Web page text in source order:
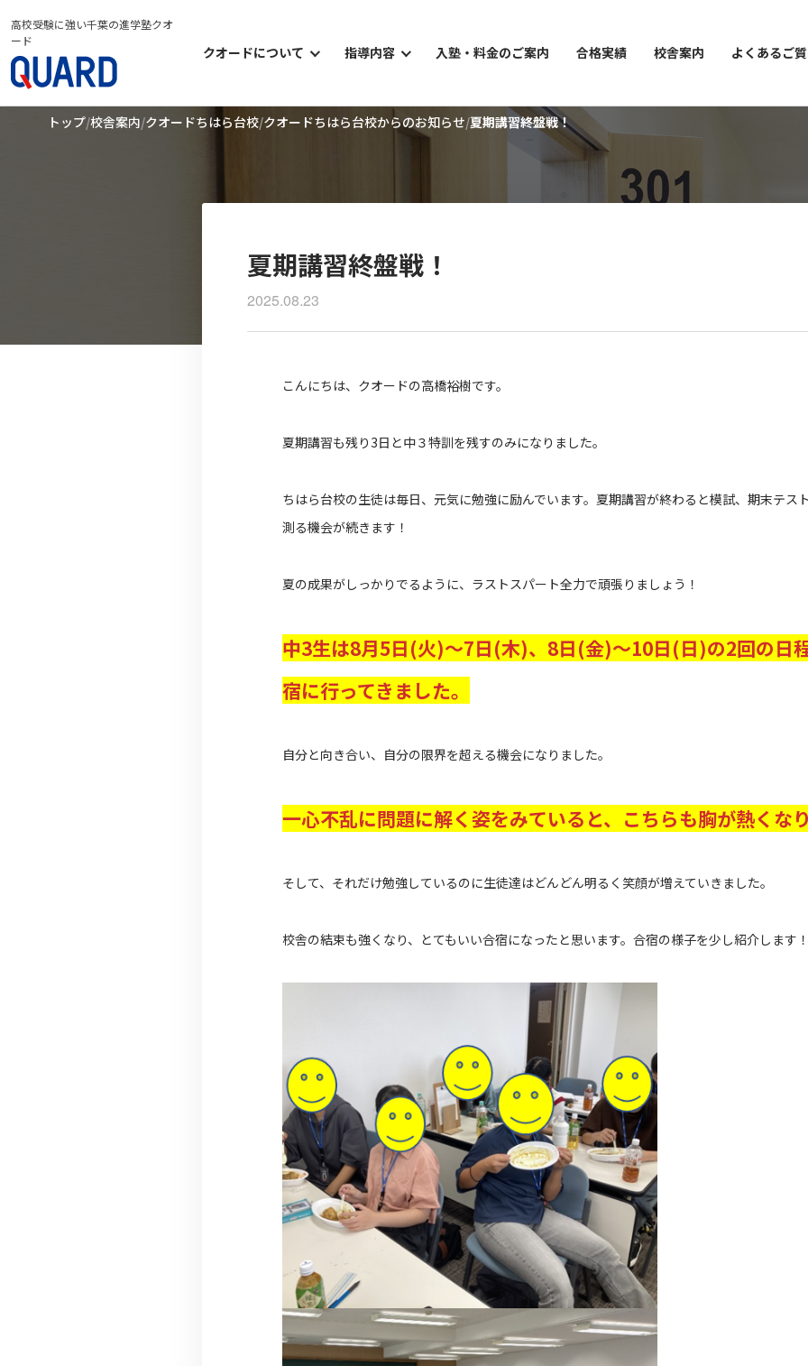
高校受験に強い千葉の進学塾クオ
ード
クオードについて
クオードについて
指導内容
小学部
入塾・料金のご案内 合格実績 校舎案内 よくあるご
トップ 校舎案内 クオードちはら台校 クオードちはら台校からのお知らせ 夏期講習終盤戦！
夏期講習終盤戦！
2025.08.23
こんにちは、クオードの高橋裕樹です。
夏期講習も残り3日と中３特訓を残すのみになりました。
ちはら台校の生徒は毎日、元気に勉強に励んでいます。夏期講習が終わると模試、期末テス
測る機会が続きます！
夏の成果がしっかりでるように、ラストスパート全力で頑張りましょう！
中3生は8月5日(火)～7日(木)、8日(金)～10日(日)の2回の日
宿に行ってきました。
自分と向き合い、自分の限界を超える機会になりました。
一心不乱に問題に解く姿をみていると、こちらも胸が熱くなり
そして、それだけ勉強しているのに生徒達はどんどん明るく笑顔が増えていきました。
校舎の結束も強くなり、とてもいい合宿になったと思います。合宿の様子を少し紹介します！